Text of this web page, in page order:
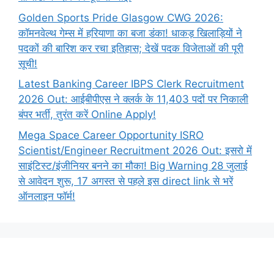
Golden Sports Pride Glasgow CWG 2026:
कॉमनवेल्थ गेम्स में हरियाणा का बजा डंका! धाकड़ खिलाड़ियों ने
पदकों की बारिश कर रचा इतिहास; देखें पदक विजेताओं की पूरी
सूची!
Latest Banking Career IBPS Clerk Recruitment
2026 Out: आईबीपीएस ने क्लर्क के 11,403 पदों पर निकाली
बंपर भर्ती, तुरंत करें Online Apply!
Mega Space Career Opportunity ISRO
Scientist/Engineer Recruitment 2026 Out: इसरो में
साइंटिस्ट/इंजीनियर बनने का मौका! Big Warning 28 जुलाई
से आवेदन शुरू, 17 अगस्त से पहले इस direct link से भरें
ऑनलाइन फॉर्म!